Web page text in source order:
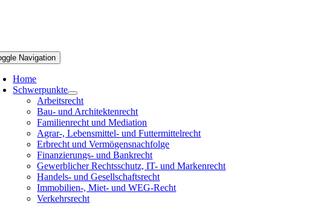
Navigation
Home
Schwerpunkte
Arbeitsrecht
Bau- und Architektenrecht
Familienrecht und Mediation
Agrar-, Lebensmittel- und Futtermittelrecht
Erbrecht und Vermögensnachfolge
Finanzierungs- und Bankrecht
Gewerblicher Rechtsschutz, IT- und Markenrecht
Handels- und Gesellschaftsrecht
Immobilien-, Miet- und WEG-Recht
Verkehrsrecht